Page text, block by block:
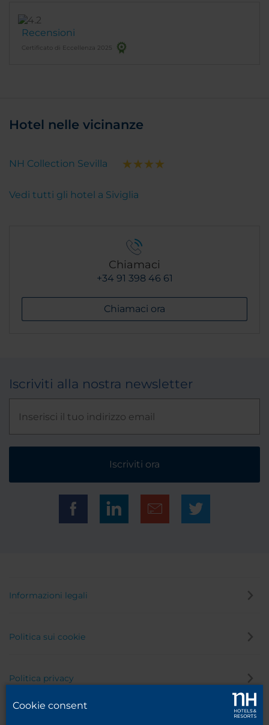
Recensioni
Certificato di Eccellenza 2025
Hotel nelle vicinanze
NH Collection Sevilla
Vedi tutti gli hotel a Siviglia
Chiamaci
+34 91 398 46 61
Chiamaci ora
Iscriviti alla nostra newsletter
Iscriviti ora
Informazioni legali
Politica sui cookie
Politica privacy
Cookie consent